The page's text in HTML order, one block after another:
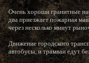
Очень хороши гранитные
два приезжает пожарная
через несколько минут
Движение городского
автобусы, и трамваи едут